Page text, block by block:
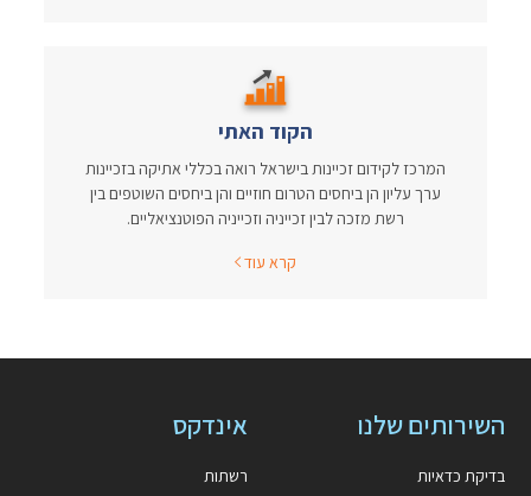
הקוד האתי
המרכז לקידום זכיינות בישראל רואה בכללי אתיקה בזכיינות
ערך עליון הן ביחסים הטרום חוזיים והן ביחסים השוטפים בין
רשת מזכה לבין זכייניה וזכייניה הפוטנציאליים.
קרא עוד
השירותים שלנו
בדיקת כדאיות
אינדקס
רשתות